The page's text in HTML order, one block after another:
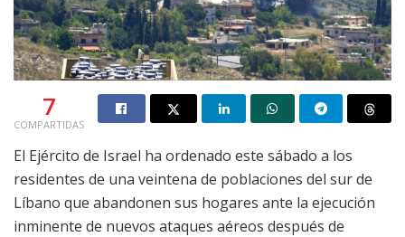
7
COMPARTIDAS
El Ejército de Israel ha ordenado este sábado a los
residentes de una veintena de poblaciones del sur de
Líbano que abandonen sus hogares ante la ejecución
inminente de nuevos ataques aéreos después de